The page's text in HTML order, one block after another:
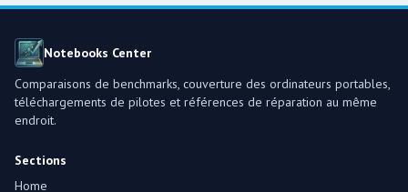
Notebooks Center
Comparaisons de benchmarks, couverture des ordinateurs portables,
téléchargements de pilotes et références de réparation au même
endroit.
Sections
Home